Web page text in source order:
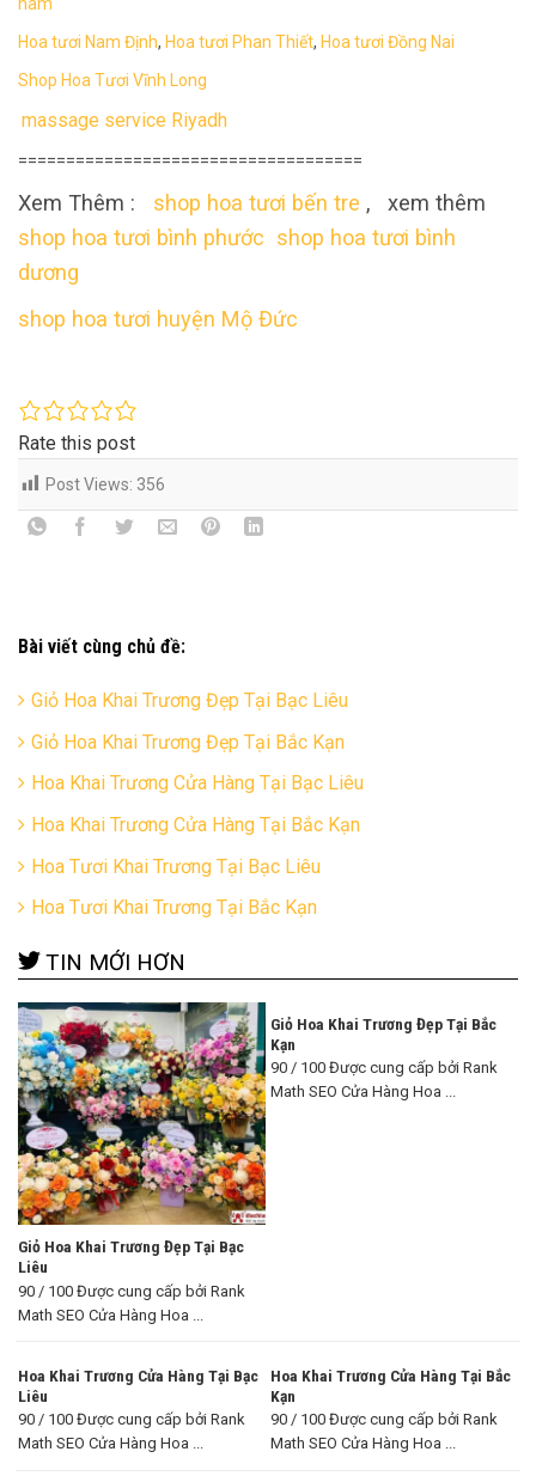
Hoa tươi Nam Định, Hoa tươi Phan Thiết, Hoa tươi Đồng Nai
Shop Hoa Tươi Vĩnh Long
massage service Riyadh
====================================
Xem Thêm : shop hoa tươi bến tre , xem thêm
shop hoa tươi bình phước shop hoa tươi bình
dương
shop hoa tươi huyện Mộ Đức
Rate this post
Post Views: 356
Bài viết cùng chủ đề:
Giỏ Hoa Khai Trương Đẹp Tại Bạc Liêu
Giỏ Hoa Khai Trương Đẹp Tại Bắc Kạn
Hoa Khai Trương Cửa Hàng Tại Bạc Liêu
Hoa Khai Trương Cửa Hàng Tại Bắc Kạn
Hoa Tươi Khai Trương Tại Bạc Liêu
Hoa Tươi Khai Trương Tại Bắc Kạn
TIN MỚI HƠN
Giỏ Hoa Khai Trương Đẹp Tại Bạc
Liêu
90 / 100 Được cung cấp bởi Rank
Math SEO Cửa Hàng Hoa ...
Giỏ Hoa Khai Trương Đẹp Tại Bắc
Kạn
90 / 100 Được cung cấp bởi Rank
Math SEO Cửa Hàng Hoa ...
Hoa Khai Trương Cửa Hàng Tại Bạc
Liêu
90 / 100 Được cung cấp bởi Rank
Math SEO Cửa Hàng Hoa ...
Hoa Khai Trương Cửa Hàng Tại Bắc
Kạn
90 / 100 Được cung cấp bởi Rank
Math SEO Cửa Hàng Hoa ...